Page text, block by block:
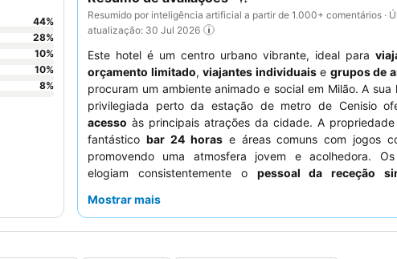
Resumido por inteligência artificial a partir de 1.000+ comentários ·
atualização: 30 Jul 2026
Este hotel é um centro urbano vibrante, ideal para
orçamento limitado, viajantes individuaise grupos de
procuram um ambiente animado e social em Milão. A sua
privilegiada perto da estação de metro de Cenisio
acesso às principais atrações da cidade. A propriedade
fantástico bar 24 horase áreas comuns com jogos
promovendo uma atmosfera jovem e acolhedora.
elogiam consistentemente o pessoal da receção
buffet de pequeno-almoço. Para uma experiência mais
Mostrar mais
44%
28%
10%
10%
8%